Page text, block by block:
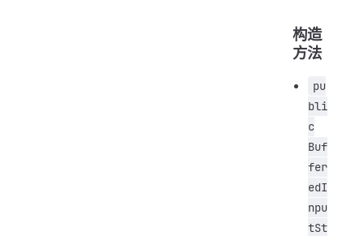
构造
方法
pu
bli
c
Buf
fer
edI
npu
tSt